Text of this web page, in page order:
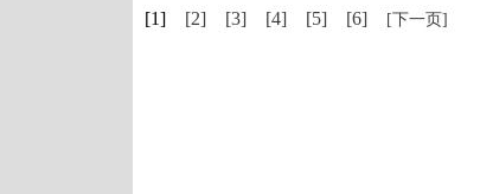
[1] [2] [3] [4] [5] [6] [下一页]